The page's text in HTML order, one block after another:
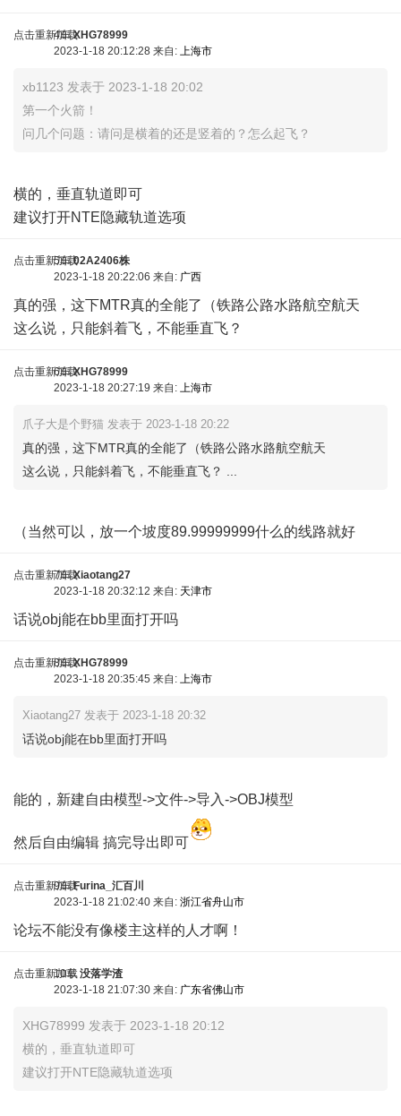
点击重新加载
4车 XHG78999
2023-1-18 20:12:28 来自: 上海市
xb1123 发表于 2023-1-18 20:02
第一个火箭！
问几个问题：请问是横着的还是竖着的？怎么起飞？
横的，垂直轨道即可
建议打开NTE隐藏轨道选项
点击重新加载
5车 02A2406株
2023-1-18 20:22:06 来自: 广西
真的强，这下MTR真的全能了（铁路公路水路航空航天
这么说，只能斜着飞，不能垂直飞？
点击重新加载
6车 XHG78999
2023-1-18 20:27:19 来自: 上海市
爪子大是个野猫 发表于 2023-1-18 20:22
真的强，这下MTR真的全能了（铁路公路水路航空航天
这么说，只能斜着飞，不能垂直飞？ ...
（当然可以，放一个坡度89.99999999什么的线路就好
点击重新加载
7车 Xiaotang27
2023-1-18 20:32:12 来自: 天津市
话说obj能在bb里面打开吗
点击重新加载
8车 XHG78999
2023-1-18 20:35:45 来自: 上海市
Xiaotang27 发表于 2023-1-18 20:32
话说obj能在bb里面打开吗
能的，新建自由模型->文件->导入->OBJ模型
然后自由编辑 搞完导出即可
点击重新加载
9车 Furina_汇百川
2023-1-18 21:02:40 来自: 浙江省舟山市
论坛不能没有像楼主这样的人才啊！
点击重新加载
10车 没落学渣
2023-1-18 21:07:30 来自: 广东省佛山市
XHG78999 发表于 2023-1-18 20:12
横的，垂直轨道即可
建议打开NTE隐藏轨道选项